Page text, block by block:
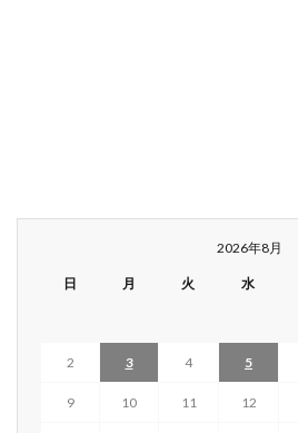
2026年8月
日 月 火 水
2 3 4 5
9 10 11 12